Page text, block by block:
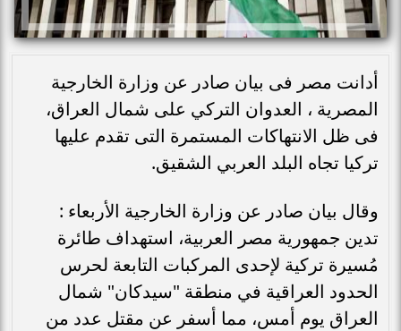
أدانت مصر فى بيان صادر عن وزارة الخارجية
المصرية ، العدوان التركي على شمال العراق،
فى ظل الانتهاكات المستمرة التى تقدم عليها
تركيا تجاه البلد العربي الشقيق.
وقال بيان صادر عن وزارة الخارجية الأربعاء :
تدين جمهورية مصر العربية، استهداف طائرة
مُسيرة تركية لإحدى المركبات التابعة لحرس
الحدود العراقية في منطقة "سيدكان" شمال
العراق يوم أمس، مما أسفر عن مقتل عدد من